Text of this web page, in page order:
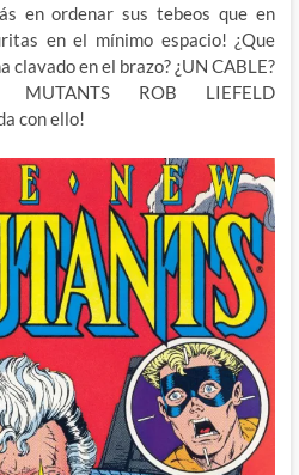
en ordenar sus tebeos que en
en el mínimo espacio! ¿Que
clavado en el brazo? ¿UN CABLE?
MUTANTS ROB LIEFELD
con ello!